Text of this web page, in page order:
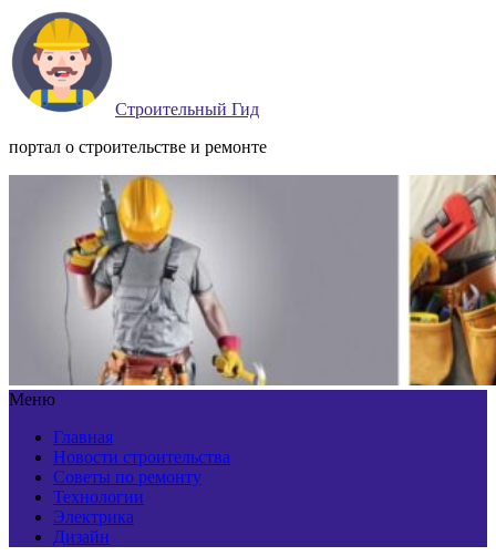
Строительный Гид
портал о строительстве и ремонте
Меню
Главная
Новости строительства
Советы по ремонту
Технологии
Электрика
Дизайн